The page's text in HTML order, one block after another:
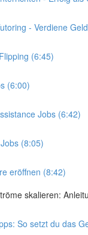
- Verdiene
(6:45)
(6:00)
Jobs (6:42)
(8:05)
eröffnen (8:42)
skalieren:
So setzt du das